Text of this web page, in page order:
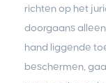
richten op het
doorgaans
hand liggende
beschermen,